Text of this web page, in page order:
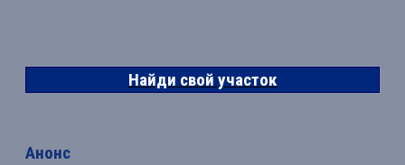
Найди свой участок
Анонс